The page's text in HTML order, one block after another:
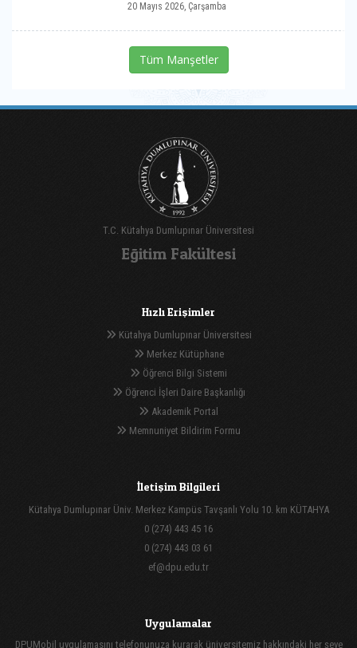
20 Mayıs 2026, Çarşamba
Tüm Manşetler
T.C. Kütahya Dumlupınar Üniversitesi
Eğitim Fakültesi
Hızlı Erişimler
Kütahya Dumlupınar Üniversitesi
Merkez Kütüphane
Öğrenci Bilgi Sistemi
Öğrenci İşleri Daire Başkanlığı
Akademik Portal
Memnuniyet Bildirim Formu
İletişim Bilgileri
Kütahya Dumlupınar Üniv. Merkez Kampüs Tavşanlı Yolu 10. km KÜTAHYA
0 (274) 443 45 16
0 (274) 443 03 61
ef@dpu.edu.tr
Uygulamalar
DPUMobil uygulamasını telefonunuza kurarak üniversitemiz hakkındaki her şeye